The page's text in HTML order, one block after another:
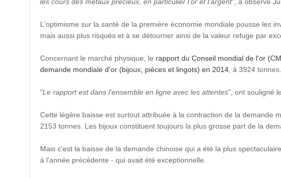
L'optimisme sur la santé de la première économie mondiale pousse les
mais aussi plus risqués et à se détourner ainsi de la valeur refuge par
Concernant le marché physique, le rapport du Conseil mondial de l'or
demande mondiale d'or (bijoux, pièces et lingots) en 2014 , à 3924 tonnes.
"Le rapport est dans l'ensemble en ligne avec les attentes", ont souligné
Cette légère baisse est surtout attribuée à la contraction de la demande
2153 tonnes. Les bijoux constituent toujours la plus grosse part de la
Mais c'est la baisse de la demande chinoise qui a été la plus
à l'année précédente - qui avait été exceptionnelle.